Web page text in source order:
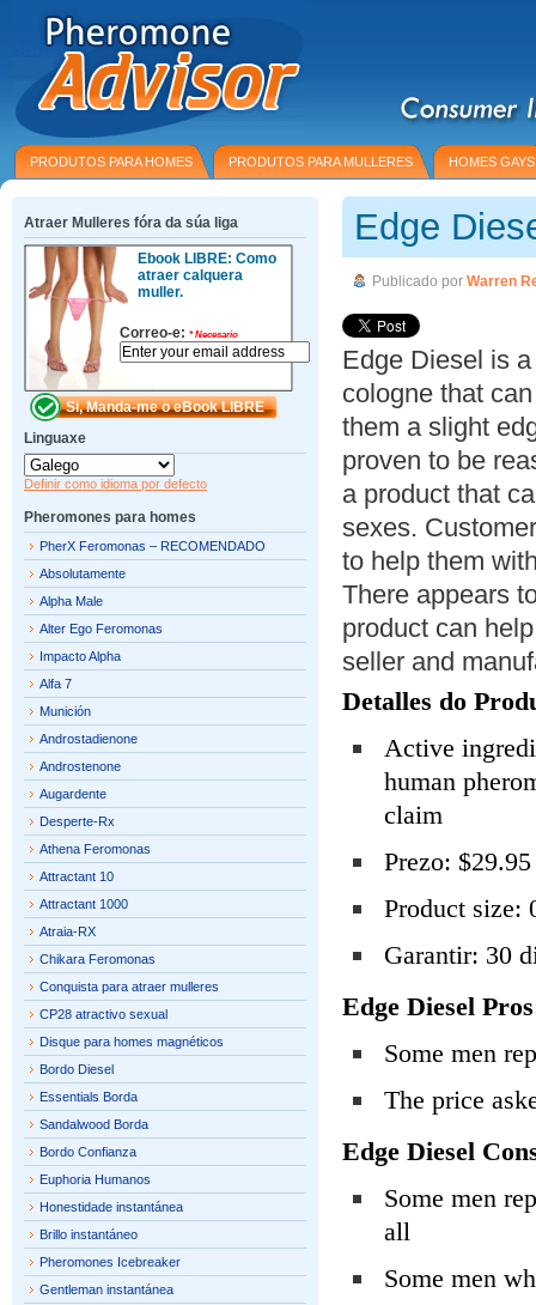
PRODUTOS PARA HOMES PRODUTOS PARA MULLERES HOMES GAYS
Edge
Publicado por Warren
Edge Diesel is
cologne that
them a slight
proven to be
a product that
sexes.
to help them
There appears
product can
seller and
Detalles do
Active
human
claim
Prezo: $29.95
Product size:
Garantir: 30
Edge Diesel
Some men
The price
Edge Diesel
Some men
all
Some men
Atraer Mulleres fóra da súa liga
Ebook LIBRE: Como
atraer calquera
muller.
Correo-e: *Necesario
Linguaxe
Definir como idioma por defecto
Pheromones para homes
PherX Feromonas – RECOMENDADO
Absolutamente
Alpha Male
Alter Ego Feromonas
Impacto Alpha
Alfa 7
Munición
Androstadienone
Androstenone
Augardente
Desperte-Rx
Athena Feromonas
Attractant 10
Attractant 1000
Atraia-RX
Chikara Feromonas
Conquista para atraer mulleres
CP28 atractivo sexual
Disque para homes magnéticos
Bordo Diesel
Essentials Borda
Sandalwood Borda
Bordo Confianza
Euphoria Humanos
Honestidade instantánea
Brillo instantáneo
Pheromones Icebreaker
Gentleman instantánea